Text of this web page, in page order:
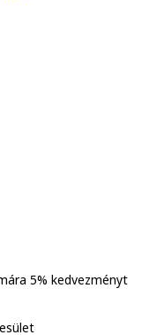
5% kedvezményt